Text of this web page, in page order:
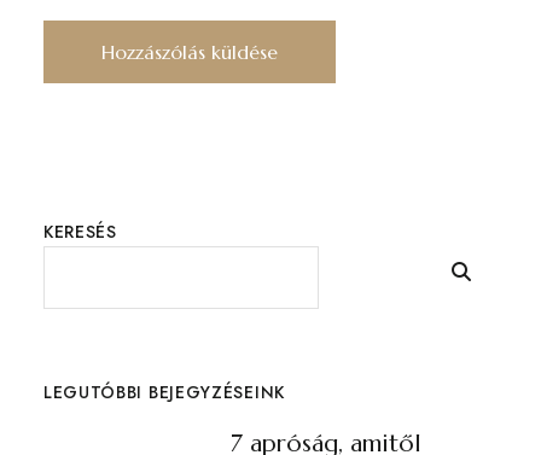
KERESÉS
LEGUTÓBBI BEJEGYZÉSEINK
7 apróság, amitől